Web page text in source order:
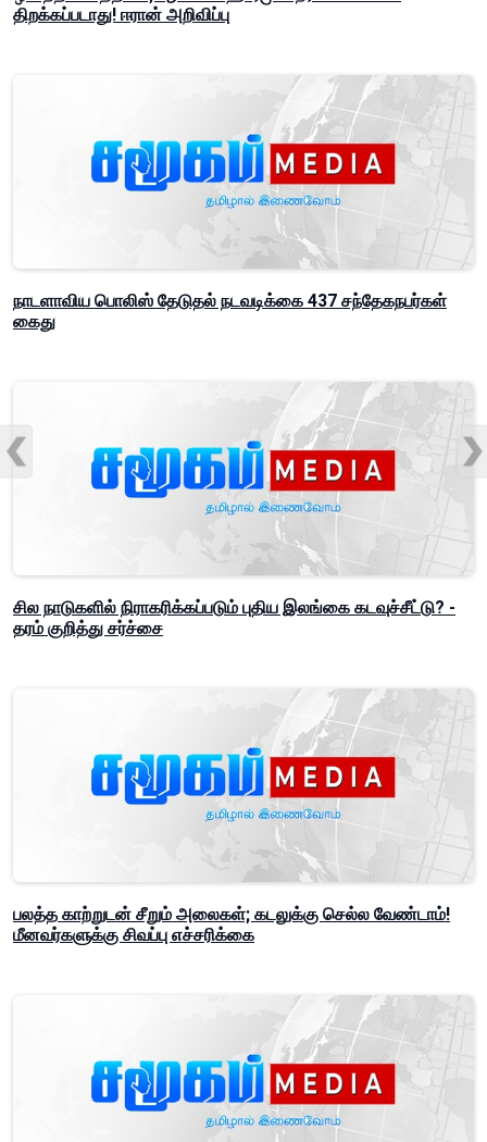
திறக்கப்படாது! ஈரான் அறிவிப்பு
நாடளாவிய பொலிஸ் தேடுதல் நடவடிக்கை 437 சந்தேகநபர்கள்
கைது
சில நாடுகளில் நிராகரிக்கப்படும் புதிய இலங்கை கடவுச்சீட்டு? -
தரம் குறித்து சர்ச்சை
பலத்த காற்றுடன் சீறும் அலைகள்; கடலுக்கு செல்ல வேண்டாம்!
மீனவர்களுக்கு சிவப்பு எச்சரிக்கை